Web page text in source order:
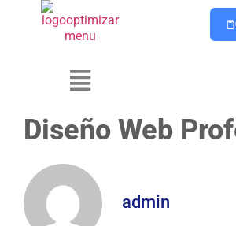
Diseño Web
admin